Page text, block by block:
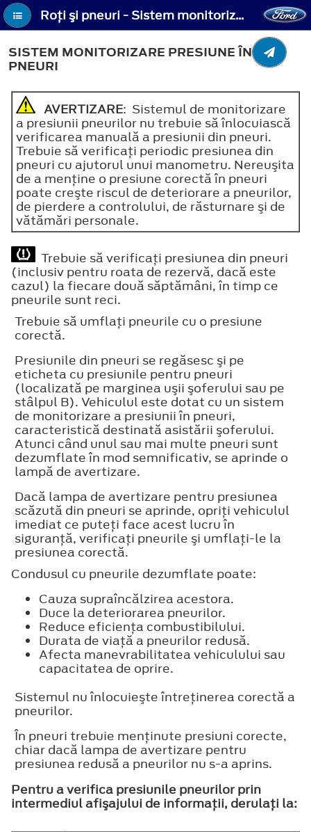
Roţi şi pneuri - Sistem monitorizare presiune în pneuri
SISTEM MONITORIZARE PRESIUNE ÎN
PNEURI
AVERTIZARE: Sistemul de monitorizare
a presiunii pneurilor nu trebuie să înlocuiască
verificarea manuală a presiunii din pneuri.
Trebuie să verificaţi periodic presiunea din
pneuri cu ajutorul unui manometru. Nereuşita
de a menţine o presiune corectă în pneuri
poate creşte riscul de deteriorare a pneurilor,
de pierdere a controlului, de răsturnare şi de
vătămări personale.
Trebuie să verificaţi presiunea din pneuri
(inclusiv pentru roata de rezervă, dacă este
cazul) la fiecare două săptămâni, în timp ce
pneurile sunt reci.
Trebuie să umflaţi pneurile cu o presiune
corectă.
Presiunile din pneuri se regăsesc şi pe
eticheta cu presiunile pentru pneuri
(localizată pe marginea uşii şoferului sau pe
stâlpul B). Vehiculul este dotat cu un sistem
de monitorizare a presiunii în pneuri,
caracteristică destinată asistării şoferului.
Atunci când unul sau mai multe pneuri sunt
dezumflate în mod semnificativ, se aprinde o
lampă de avertizare.
Dacă lampa de avertizare pentru presiunea
scăzută din pneuri se aprinde, opriţi vehiculul
imediat ce puteţi face acest lucru în
siguranţă, verificaţi pneurile şi umflaţi-le la
presiunea corectă.
Condusul cu pneurile dezumflate poate:
Cauza supraîncălzirea acestora.
Duce la deteriorarea pneurilor.
Reduce eficienţa combustibilului.
Durata de viaţă a pneurilor redusă.
Afecta manevrabilitatea vehiculului sau
capacitatea de oprire.
Sistemul nu înlocuieşte întreţinerea corectă a
pneurilor.
În pneuri trebuie menţinute presiuni corecte,
chiar dacă lampa de avertizare pentru
presiunea redusă a pneurilor nu s-a aprins.
Pentru a verifica presiunile pneurilor prin
intermediul afişajului de informaţii, derulaţi la: